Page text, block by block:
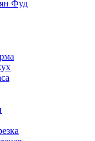
Фуд